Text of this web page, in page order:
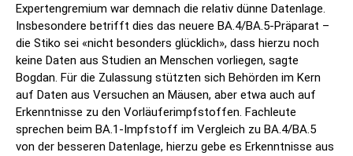
Expertengremium war demnach die relativ dünne Datenlage.
Insbesondere betrifft dies das neuere BA.4/BA.5-Präparat –
die Stiko sei «nicht besonders glücklich», dass hierzu noch
keine Daten aus Studien an Menschen vorliegen, sagte
Bogdan. Für die Zulassung stützten sich Behörden im Kern
auf Daten aus Versuchen an Mäusen, aber etwa auch auf
Erkenntnisse zu den Vorläuferimpfstoffen. Fachleute
sprechen beim BA.1-Impfstoff im Vergleich zu BA.4/BA.5
von der besseren Datenlage, hierzu gebe es Erkenntnisse aus